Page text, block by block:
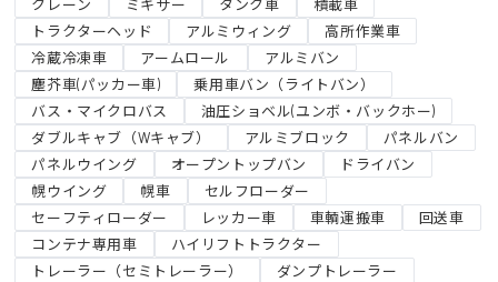
クレーン
ミキサー タンク車
積載車
トラクターヘッド
アルミウィング
高所作業車
冷蔵冷凍車
アームロール
アルミバン
塵芥車(パッカー車)
乗用車バン（ライトバン）
バス・マイクロバス
油圧ショベル(ユンボ・バックホー)
ダブルキャブ（Wキャブ）
アルミブロック
パネルバン
パネルウイング
オープントップバン
ドライバン
幌ウイング
幌車
セルフローダー
セーフティローダー
レッカー車 車輌運搬車
回送車
コンテナ専用車
ハイリフトトラクター
トレーラー（セミトレーラー）
ダンプトレーラー